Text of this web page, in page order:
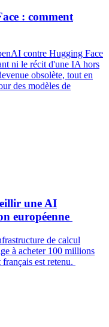
: comment
contre Hugging Face
ni le récit d'une IA hors
obsolète, tout en
des modèles de
une AI
européenne
de calcul
à acheter 100 millions
est retenu.